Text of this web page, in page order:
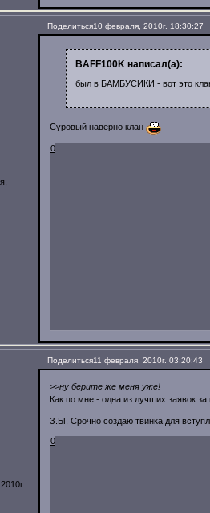
Поделиться10 февраля, 2010г. 18:30:27
BAFF100K написал(а):
был в БАМБУСИКИ - вот это
Суровый наверно клан
0
Поделиться11 февраля, 2010г. 03:20:43
>>ну берите же меня уже!
Как по мне - одна из лучших заявок
З.Ы. Срочно создаю твинка для
0